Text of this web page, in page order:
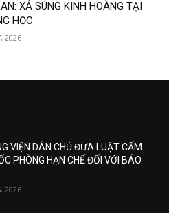
XẢ SÚNG KINH HOÀNG TẠI
HỌC
2026
VIỆN DÂN CHỦ ĐƯA LUẬT CẤM
PHÒNG HẠN CHẾ ĐỐI VỚI BÁO
2026